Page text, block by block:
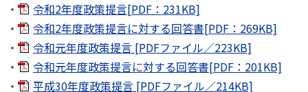
令和2年度政策提言[PDF：231KB]
令和2年度政策提言に対する回答書[PDF：269KB]
令和元年度政策提言 [PDFファイル／223KB]
令和元年度政策提言に対する回答書[PDF：201KB]
平成30年度政策提言 [PDFファイル／214KB]